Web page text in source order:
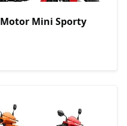
Mini Sporty